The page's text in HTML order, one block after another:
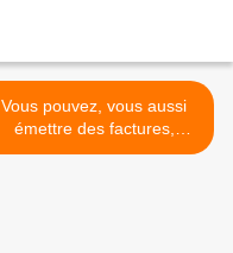
Vous pouvez, vous aussi
émettre des factures,
légalement, >